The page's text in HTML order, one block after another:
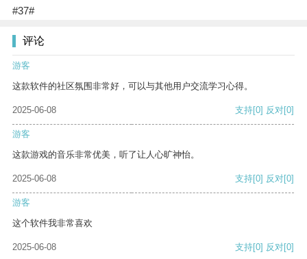
#37#
评论
游客
这款软件的社区氛围非常好，可以与其他用户交流学习心得。
2025-06-08 支持[0] 反对[0]
游客
这款游戏的音乐非常优美，听了让人心旷神怡。
2025-06-08 支持[0] 反对[0]
游客
这个软件我非常喜欢
2025-06-08 支持[0] 反对[0]